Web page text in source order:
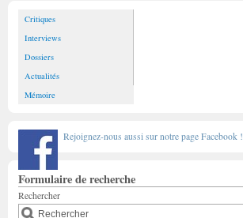
Critiques
Interviews
Dossiers
Actualités
Mémoire
Rejoignez-nous aussi sur notre page Facebook !
Formulaire de recherche
Rechercher